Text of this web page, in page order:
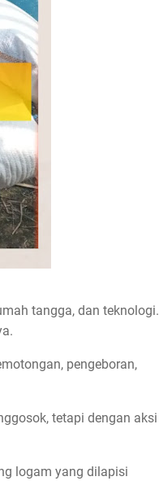
tangga, dan teknologi.
pengeboran,
tetapi dengan aksi
logam yang dilapisi